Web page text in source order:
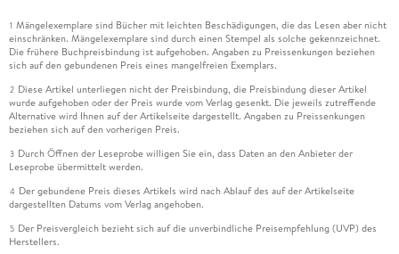
1 Mängelexemplare sind Bücher mit leichten Beschädigungen, die das Lesen aber nicht
einschränken. Mängelexemplare sind durch einen Stempel als solche gekennzeichnet.
Die frühere Buchpreisbindung ist aufgehoben. Angaben zu Preissenkungen beziehen
sich auf den gebundenen Preis eines mangelfreien Exemplars.
2 Diese Artikel unterliegen nicht der Preisbindung, die Preisbindung dieser Artikel
wurde aufgehoben oder der Preis wurde vom Verlag gesenkt. Die jeweils zutreffende
Alternative wird Ihnen auf der Artikelseite dargestellt. Angaben zu Preissenkungen
beziehen sich auf den vorherigen Preis.
3 Durch Öffnen der Leseprobe willigen Sie ein, dass Daten an den Anbieter der
Leseprobe übermittelt werden.
4 Der gebundene Preis dieses Artikels wird nach Ablauf des auf der Artikelseite
dargestellten Datums vom Verlag angehoben.
5 Der Preisvergleich bezieht sich auf die unverbindliche Preisempfehlung (UVP) des
Herstellers.